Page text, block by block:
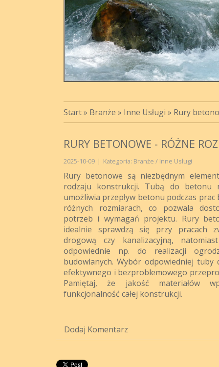
Start» Branże » Inne Usługi » Rury
RURY BETONOWE - RÓŻNE
2025-10-09 | Kategoria: Branże / Inne Usługi
Rury betonowe są niezbędnym
rodzaju konstrukcji. Tubą do betonu
umożliwia przepływ betonu podczas
różnych rozmiarach, co pozwala
potrzeb i wymagań projektu. Rury
idealnie sprawdzą się przy pracach
drogową czy kanalizacyjną,
odpowiednie np. do realizacji
budowlanych. Wybór odpowiedniej
efektywnego i bezproblemowego
Pamiętaj, że jakość materiałów
funkcjonalność całej konstrukcji.
Dodaj Komentarz